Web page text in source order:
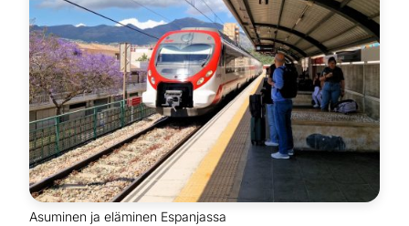
Asuminen ja eläminen Espanjassa